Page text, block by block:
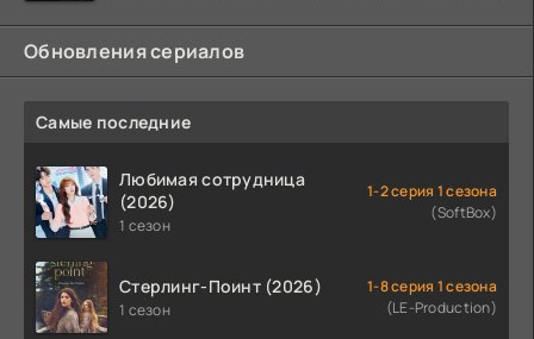
Обновления сериалов
Самые последние
Любимая сотрудница
(2026)
1 сезон
1-2 серия 1 сезона
(SoftBox)
Стерлинг-Поинт (2026)
1 сезон
1-8 серия 1 сезона
(LE-Production)